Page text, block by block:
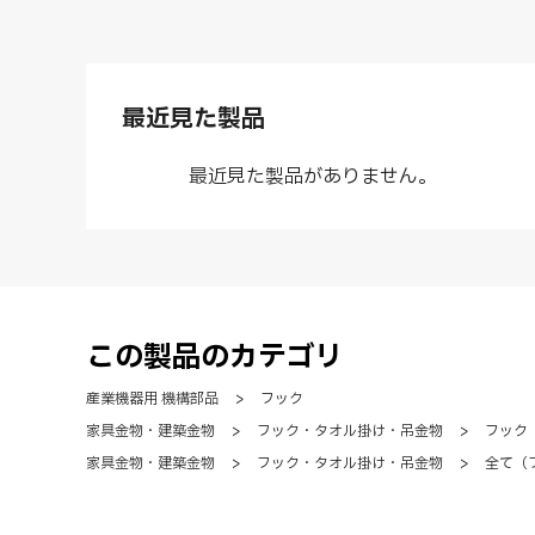
最近見た製品
最近見た製品がありません。
この製品のカテゴリ
産業機器用 機構部品 >
フック
家具金物・建築金物
> フック・タオル掛け・吊金物 >
フック
家具金物・建築金物
> フック・タオル掛け・吊金物 > 全て（